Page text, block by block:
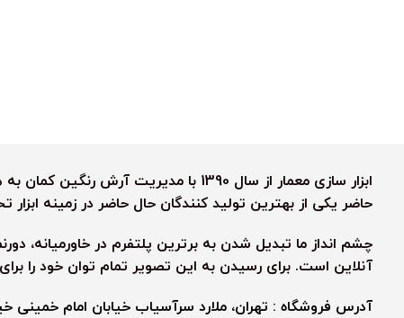
ابزار سازی معمار از سال 1390 با
حاضر یکی از بهترین تولید کنندگان حال حاضر در زمینه
چشم انداز ما تبدیل شدن به برترین پلتفرم در خاورمیانه،
آنلاین است. برای رسیدن به این تصویر تمام توان خود را
آدرس فروشگاه : تهران، ملارد سرآسیاب خیابان امام خمینی